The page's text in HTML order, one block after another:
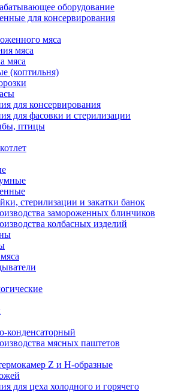
оборудование
для консервирования
мяса
мяса
мяса
(коптильня)
для консервирования
для фасовки и стерилизации
птицы
стерилизации и закатки банок
замороженных блинчиков
колбасных изделий
конденсаторный
мясных паштетов
Z и H-образные
для цеха холодного и горячего